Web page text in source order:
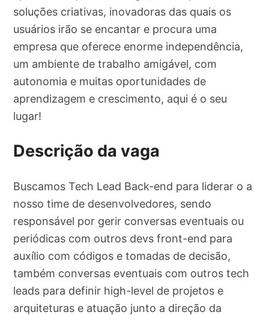
soluções criativas, inovadoras das quais os
usuários irão se encantar e procura uma
empresa que oferece enorme independência,
um ambiente de trabalho amigável, com
autonomia e muitas oportunidades de
aprendizagem e crescimento, aqui é o seu
lugar!
Descrição da vaga
Buscamos Tech Lead Back-end para liderar o a
nosso time de desenvolvedores, sendo
responsável por gerir conversas eventuais ou
periódicas com outros devs front-end para
auxílio com códigos e tomadas de decisão,
também conversas eventuais com outros tech
leads para definir high-level de projetos e
arquiteturas e atuação junto a direção da